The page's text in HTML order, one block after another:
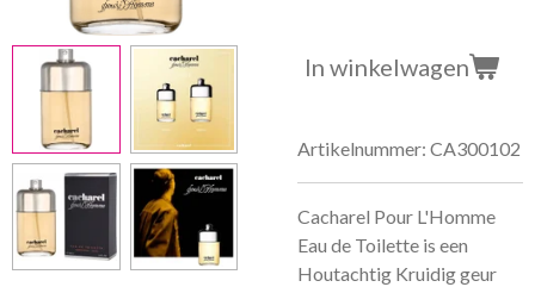
In winkelwagen
Artikelnummer: CA300102
Cacharel Pour L'Homme
Eau de Toilette is een
Houtachtig Kruidig geur